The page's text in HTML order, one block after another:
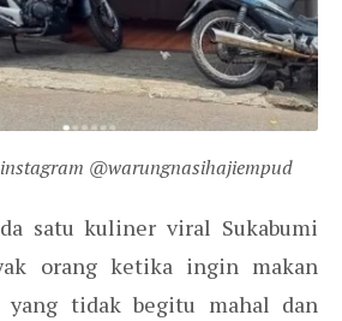
@warungnasihajiempud
satu kuliner viral Sukabumi
orang ketika ingin makan
yang tidak begitu mahal dan